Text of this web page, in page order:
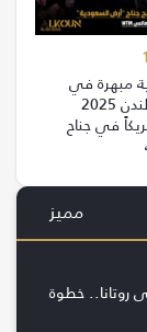
مبهرة في
معرض WTM لندن 2025
71 شريكاً في جناح
مميز
روتانا.. خطوة